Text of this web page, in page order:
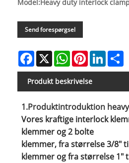
Model:Heavy duty interlock
Send forespørgsel
Facebook
X WhatsAppPinterestLinkedIn
Produkt beskrivelse
1.Produktintroduktion
Vores kraftige interlock
klemmer og 2 bolte
klemmer, fra størrelse 3/8"
klemmer og fra størrelse 1"